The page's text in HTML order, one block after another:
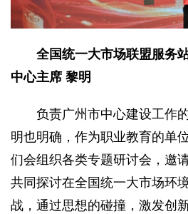
全国统一大市场联盟服务
中心主席 黎明
负责广州市中心建设工作
明也明确，作为职业教育的单
们会组织各类专题研讨会，邀
共同探讨在全国统一大市场环
战，通过思想的碰撞，激发创